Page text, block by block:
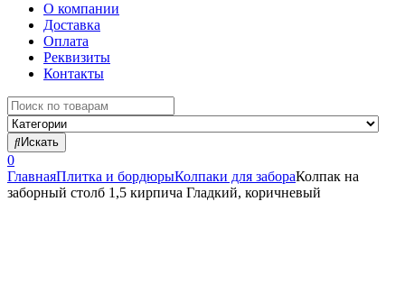
О компании
Доставка
Оплата
Реквизиты
Контакты
Search
for:
Искать
0
ГлавнаяПлитка и бордюрыКолпаки для забораКолпак на
заборный столб 1,5 кирпича Гладкий, коричневый